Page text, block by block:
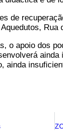
de
o apoio dos
ainda